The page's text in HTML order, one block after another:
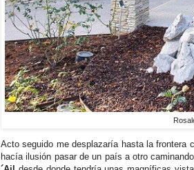
Acto seguido me desplazaría hasta la frontera
hacía ilusión pasar de un país a otro